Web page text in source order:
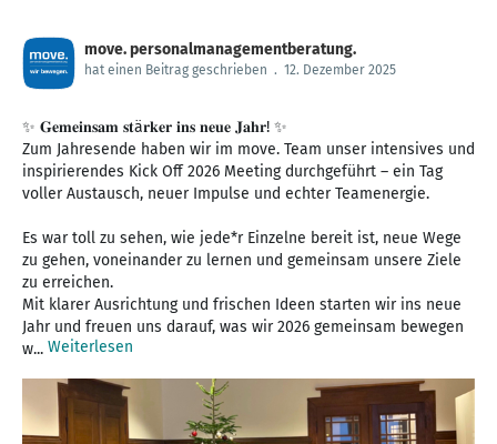
move. personalmanagementberatung.
hat einen Beitrag geschrieben . 12. Dezember 2025
✨ 𝐆𝐞𝐦𝐞𝐢𝐧𝐬𝐚𝐦 𝐬𝐭ä𝐫𝐤𝐞𝐫 𝐢𝐧𝐬 𝐧𝐞𝐮𝐞 𝐉𝐚𝐡𝐫! ✨
Zum Jahresende haben wir im move. Team unser intensives und
inspirierendes Kick Off 2026 Meeting durchgeführt – ein Tag
voller Austausch, neuer Impulse und echter Teamenergie.
Es war toll zu sehen, wie jede*r Einzelne bereit ist, neue Wege
zu gehen, voneinander zu lernen und gemeinsam unsere Ziele
zu erreichen.
Mit klarer Ausrichtung und frischen Ideen starten wir ins neue
Jahr und freuen uns darauf, was wir 2026 gemeinsam bewegen
w... Weiterlesen